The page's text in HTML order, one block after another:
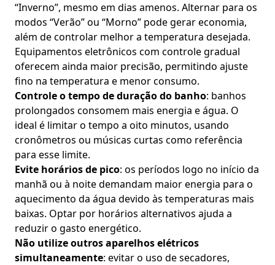
“Inverno”, mesmo em dias amenos. Alternar para os
modos “Verão” ou “Morno” pode gerar economia,
além de controlar melhor a temperatura desejada.
Equipamentos eletrônicos com controle gradual
oferecem ainda maior precisão, permitindo ajuste
fino na temperatura e menor consumo.
Controle o tempo de duração do banho: banhos
prolongados consomem mais energia e água. O
ideal é limitar o tempo a oito minutos, usando
cronômetros ou músicas curtas como referência
para esse limite.
Evite horários de pico: os períodos logo no início da
manhã ou à noite demandam maior energia para o
aquecimento da água devido às temperaturas mais
baixas. Optar por horários alternativos ajuda a
reduzir o gasto energético.
Não utilize outros aparelhos elétricos
simultaneamente: evitar o uso de secadores,